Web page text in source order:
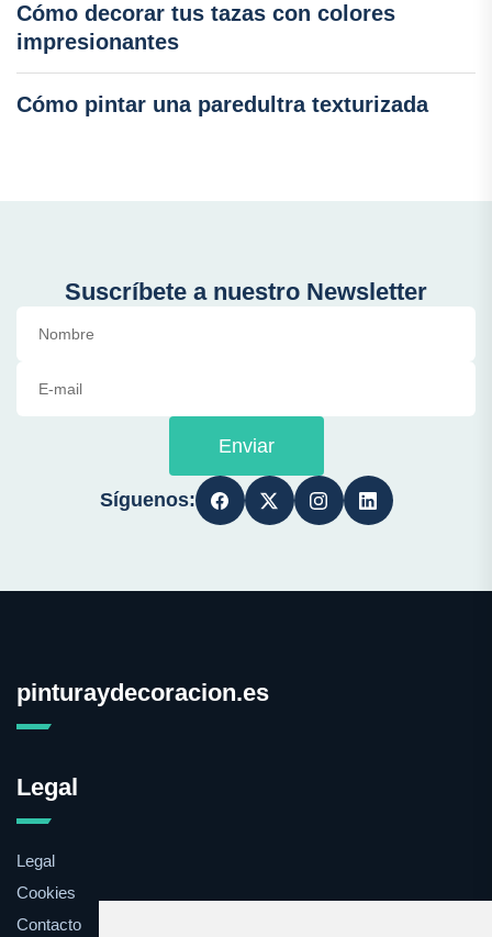
Cómo decorar tus tazas con colores
impresionantes
Cómo pintar una paredultra texturizada
Suscríbete a nuestro Newsletter
Enviar
Síguenos:
pinturaydecoracion.es
Legal
Legal
Cookies
Contacto